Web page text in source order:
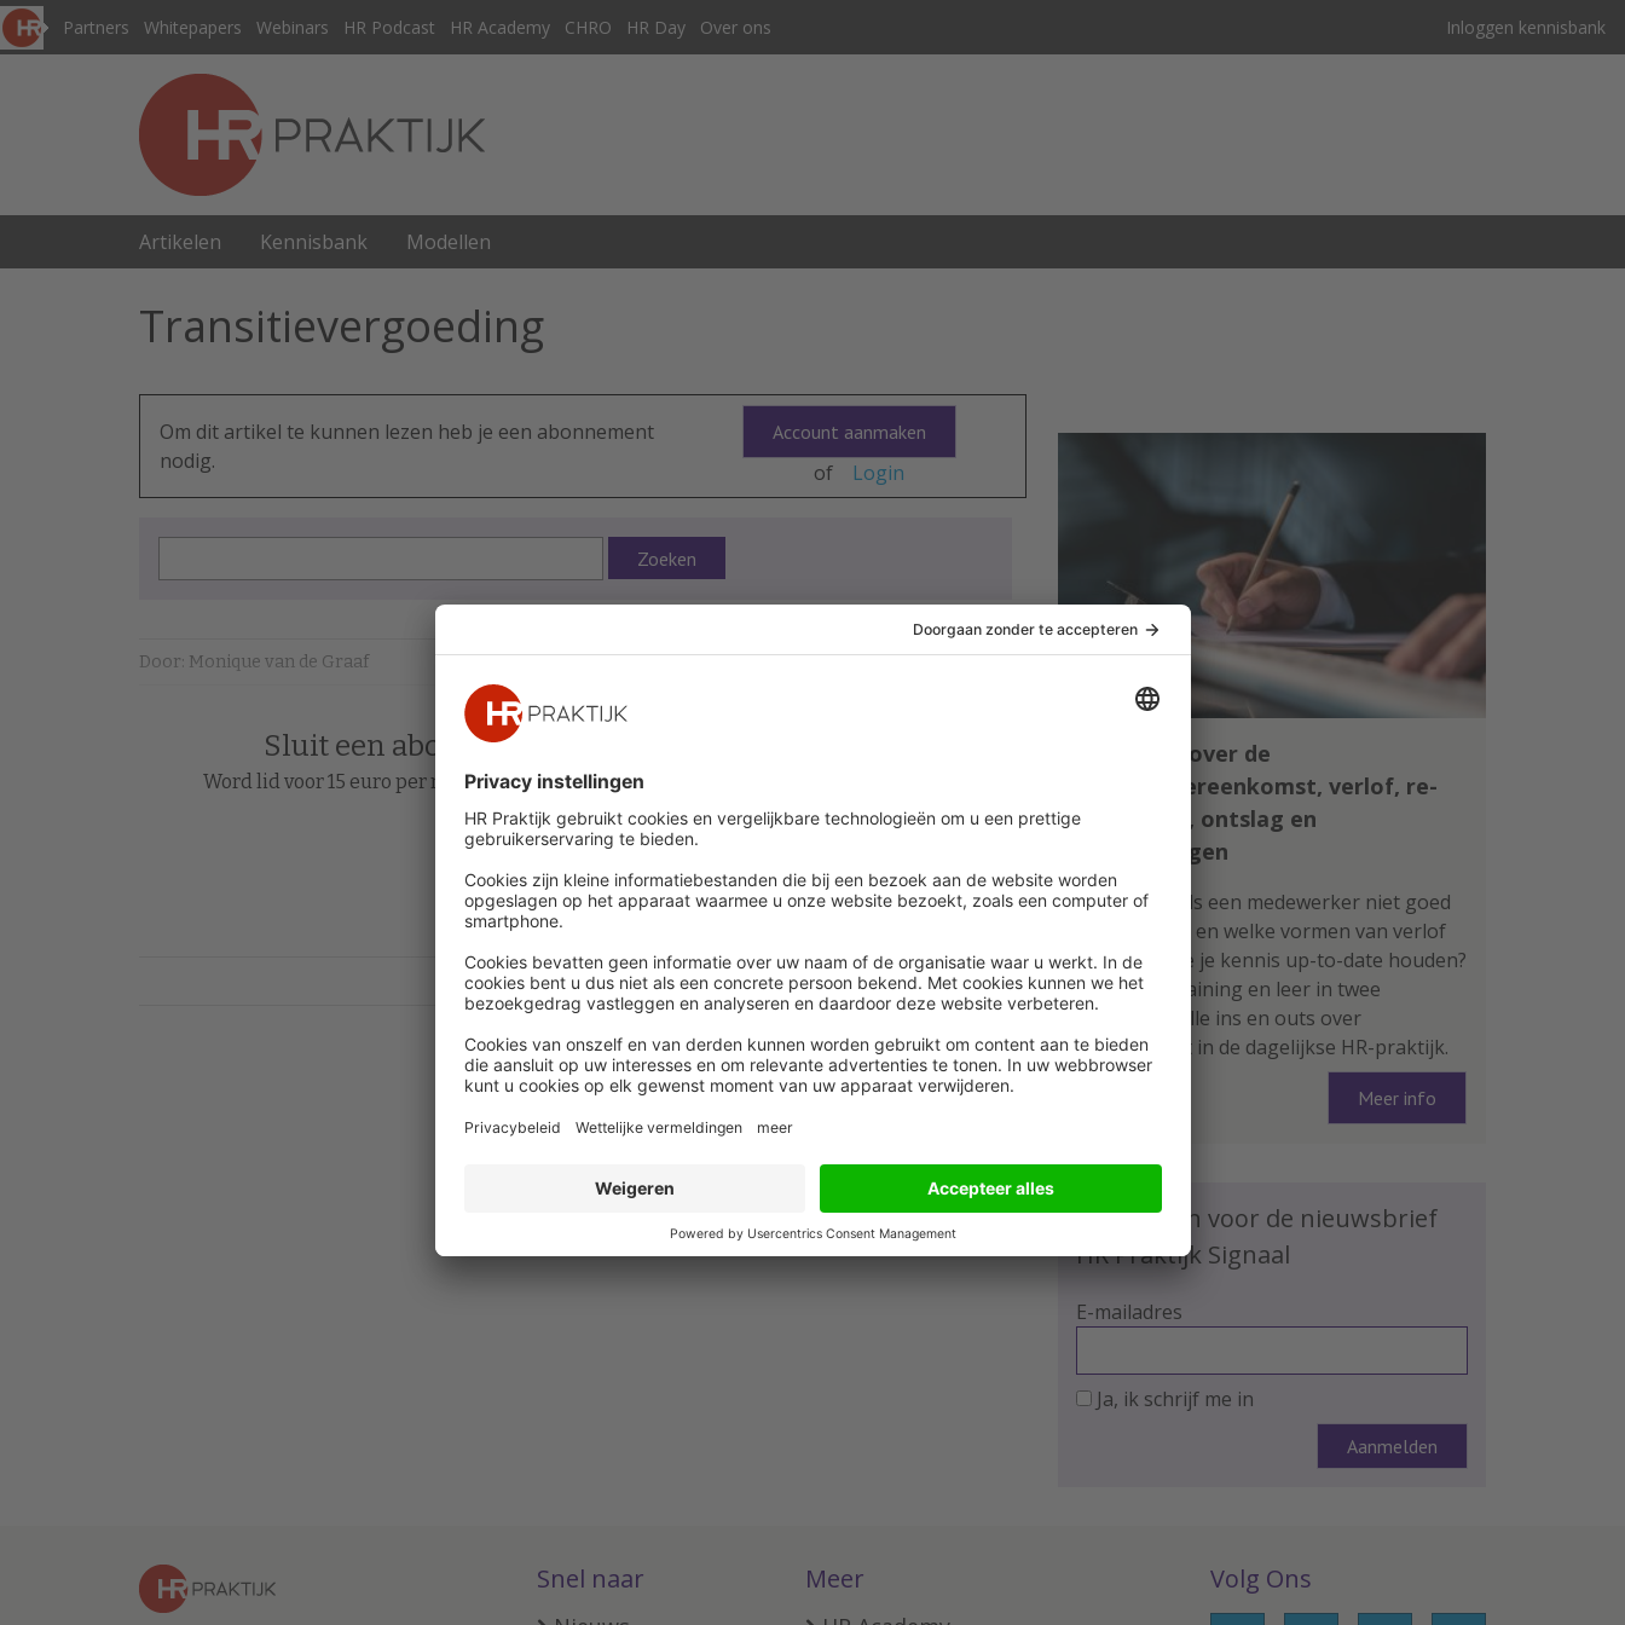
Partners Whitepapers Webinars HR Podcast HR Academy CHRO HR Day Over ons Inloggen kennisbank
Artikelen Kennisbank Modellen
Transitievergoeding
Om dit artikel te kunnen lezen heb je een abonnement
nodig.
Account aanmaken
of Login
Zoeken
Door: Monique van de Graaf 25 augustus 2014
Sluit een abonnement af om dit artikel te lezen
Word lid voor 15 euro per maand en lees onbeperkt alle artikelen in onze kennisbank
Account aanmaken
Heb je al een account ?Log in
Leer alles over de
arbeidsovereenkomst, verlof, re-
integratie, ontslag en
vergoedingen
Wat doe je als een medewerker niet goed
functioneert en welke vormen van verlof
zijn er? Wil je je kennis up-to-date houden?
Volg deze training en leer in twee
ochtenden alle ins en outs over
arbeidsrecht in de dagelijkse HR-praktijk.
Meer info
Schrijf je in voor de nieuwsbrief
HR Praktijk Signaal
E-mailadres
Ja, ik schrijf me in
Snel naar Meer Volg Ons